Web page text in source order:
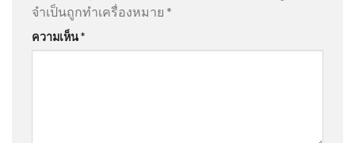
จำเป็นถูกทำเครื่องหมาย *
ความเห็น*